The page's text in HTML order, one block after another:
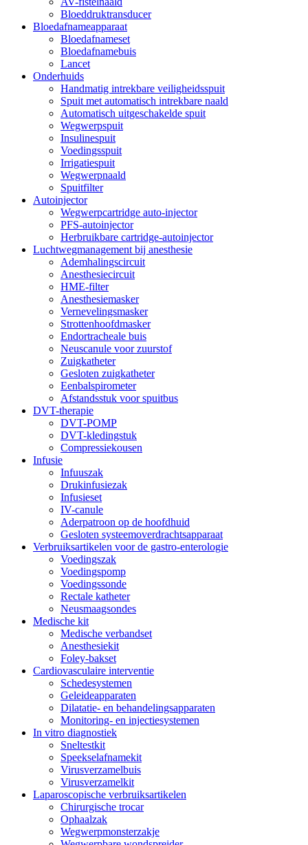
Bloeddruktransducer
Bloedafnameapparaat
Bloedafnameset
Bloedafnamebuis
Lancet
Onderhuids
Handmatig intrekbare veiligheidsspuit
Spuit met automatisch intrekbare naald
Automatisch uitgeschakelde spuit
Wegwerpspuit
Insulinespuit
Voedingsspuit
Irrigatiespuit
Wegwerpnaald
Spuitfilter
Autoinjector
Wegwerpcartridge auto-injector
PFS-autoinjector
Herbruikbare cartridge-autoinjector
Luchtwegmanagement bij anesthesie
Ademhalingscircuit
Anesthesiecircuit
HME-filter
Anesthesiemasker
Vernevelingsmasker
Strottenhoofdmasker
Endortracheale buis
Neuscanule voor zuurstof
Zuigkatheter
Gesloten zuigkatheter
Eenbalspirometer
Afstandsstuk voor spuitbus
DVT-therapie
DVT-POMP
DVT-kledingstuk
Compressiekousen
Infusie
Infuuszak
Drukinfusiezak
Infusieset
IV-canule
Aderpatroon op de hoofdhuid
Gesloten systeemoverdrachtsapparaat
Verbruiksartikelen voor de gastro-enterologie
Voedingszak
Voedingspomp
Voedingssonde
Rectale katheter
Neusmaagsondes
Medische kit
Medische verbandset
Anesthesiekit
Foley-bakset
Cardiovasculaire interventie
Schedesystemen
Geleideapparaten
Dilatatie- en behandelingsapparaten
Monitoring- en injectiesystemen
In vitro diagnostiek
Sneltestkit
Speekselafnamekit
Virusverzamelbuis
Virusverzamelkit
Laparoscopische verbruiksartikelen
Chirurgische trocar
Ophaalzak
Wegwerpmonsterzakje